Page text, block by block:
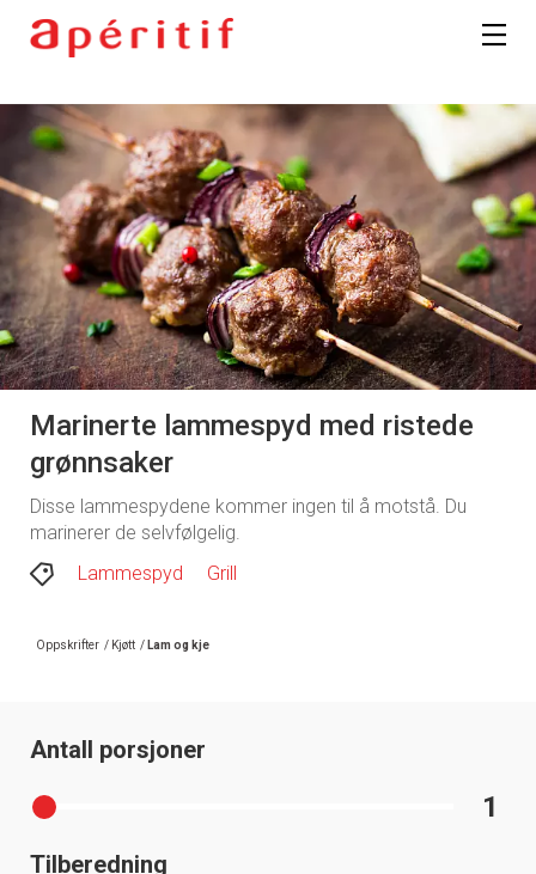
Registrer deg
Marinerte lammespyd med ristede
grønnsaker
Disse lammespydene kommer ingen til å motstå. Du
marinerer de selvfølgelig.
Lammespyd
Grill
Oppskrifter / Kjøtt / Lam og kje
Antall porsjoner
1
Tilberedning